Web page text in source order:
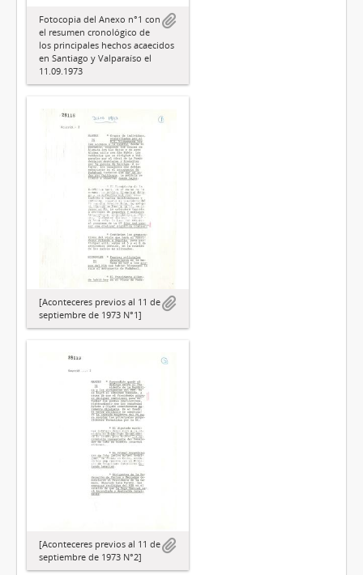
Fotocopia del Anexo n°1 con
el resumen cronológico de
los principales hechos acaecidos
en Santiago y Valparaíso el
11.09.1973
[Aconteceres previos al 11 de
septiembre de 1973 N°1]
[Aconteceres previos al 11 de
septiembre de 1973 N°2]